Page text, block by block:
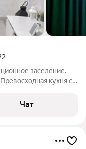
заселение.
кухня со
проектор с
Чат